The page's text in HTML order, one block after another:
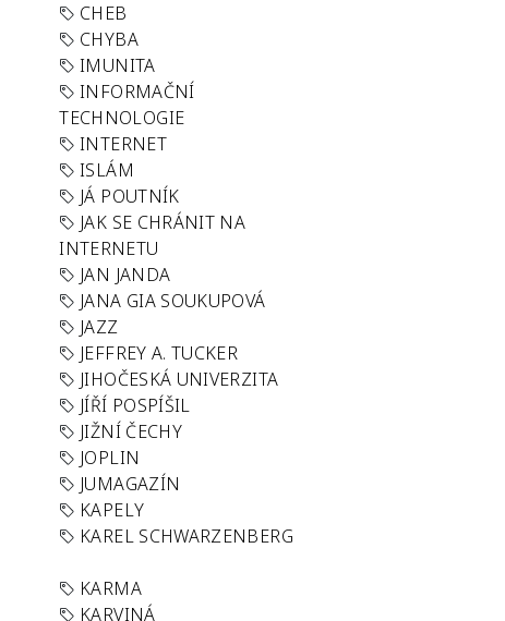
CHEB
CHYBA
IMUNITA
INFORMAČNÍ
TECHNOLOGIE
INTERNET
ISLÁM
JÁ POUTNÍK
JAK SE CHRÁNIT NA
INTERNETU
JAN JANDA
JANA GIA SOUKUPOVÁ
JAZZ
JEFFREY A. TUCKER
JIHOČESKÁ UNIVERZITA
JÍŘÍ POSPÍŠIL
JIŽNÍ ČECHY
JOPLIN
JUMAGAZÍN
KAPELY
KAREL SCHWARZENBERG
KARMA
KARVINÁ